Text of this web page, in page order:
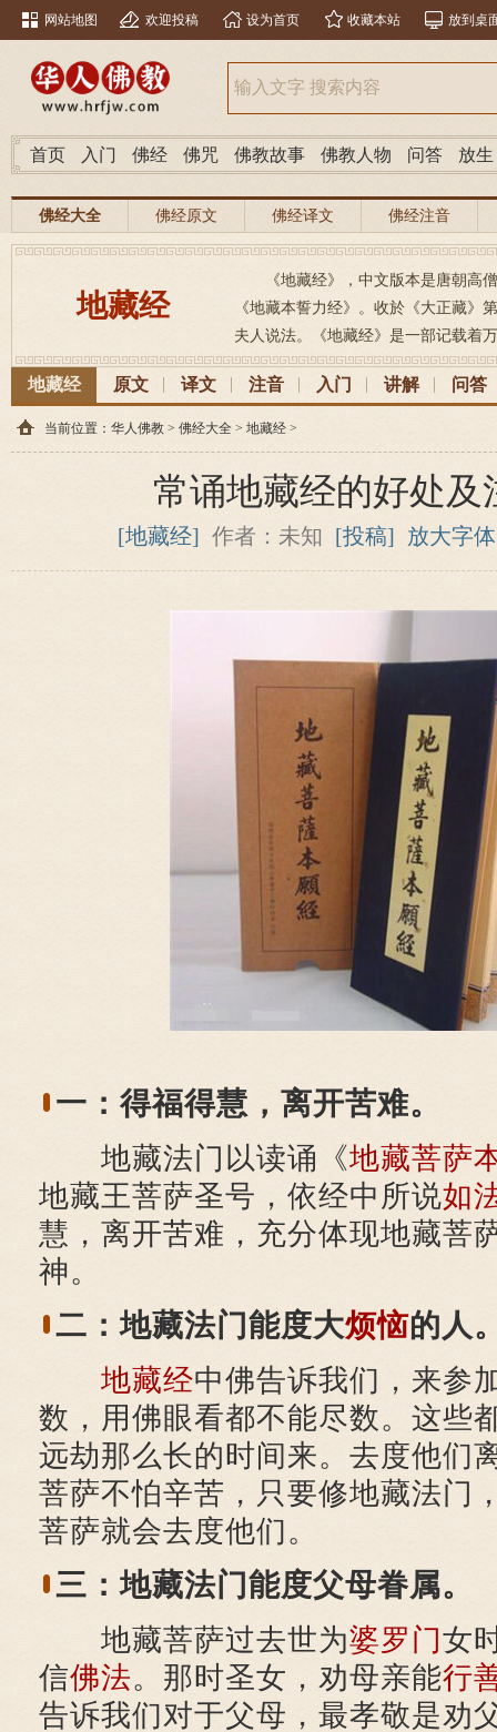
网站地图 欢迎投稿 设为首页 收藏本站 放到桌
首页 入门 佛经 佛咒 佛教故事 佛教人物 问答 放生
佛经大全 佛经原文 佛经译文 佛经注音
地藏经
《地藏经》，中文版本是唐朝高
《地藏本誓力经》。收於《大正藏》
夫人说法。《地藏经》是一部记载着
地藏经 原文 译文 注音 入门 讲解 问答
当前位置： 华人佛教 > 佛经大全 > 地藏经 >
常诵地藏经的好处及
[地藏经] 作者：未知 [投稿] 放大字体
一：得福得慧，离开苦难。
地藏法门以读诵《地藏菩萨
地藏王菩萨圣号，依经中所说如
慧，离开苦难，充分体现地藏菩
神。
二：地藏法门能度大烦恼的人
地藏经中佛告诉我们，来参
数，用佛眼看都不能尽数。这些
远劫那么长的时间来。去度他们
菩萨不怕辛苦，只要修地藏法门
菩萨就会去度他们。
三：地藏法门能度父母眷属。
地藏菩萨过去世为婆罗门女
信佛法。那时圣女，劝母亲能行
告诉我们对于父母，最孝敬是劝